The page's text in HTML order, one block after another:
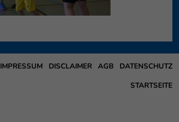
DATENSCHUTZ
AGB
DISCLAIMER
IMPRESSUM
STARTSEITE